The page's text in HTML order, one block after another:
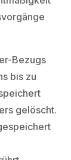
Bezugs
bis zu
gelöscht.